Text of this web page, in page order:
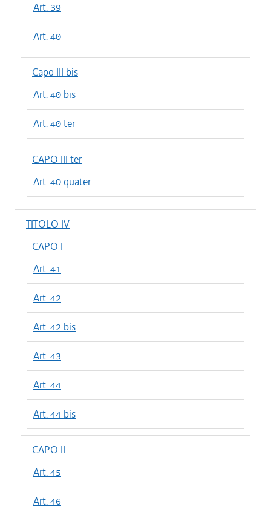
Art. 39
Art. 40
Capo III bis
Art. 40 bis
Art. 40 ter
CAPO III ter
Art. 40 quater
TITOLO IV
CAPO I
Art. 41
Art. 42
Art. 42 bis
Art. 43
Art. 44
Art. 44 bis
CAPO II
Art. 45
Art. 46